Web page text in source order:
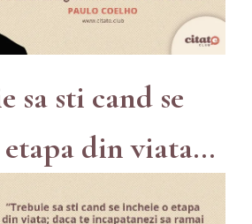
sa sti cand se
din viata...